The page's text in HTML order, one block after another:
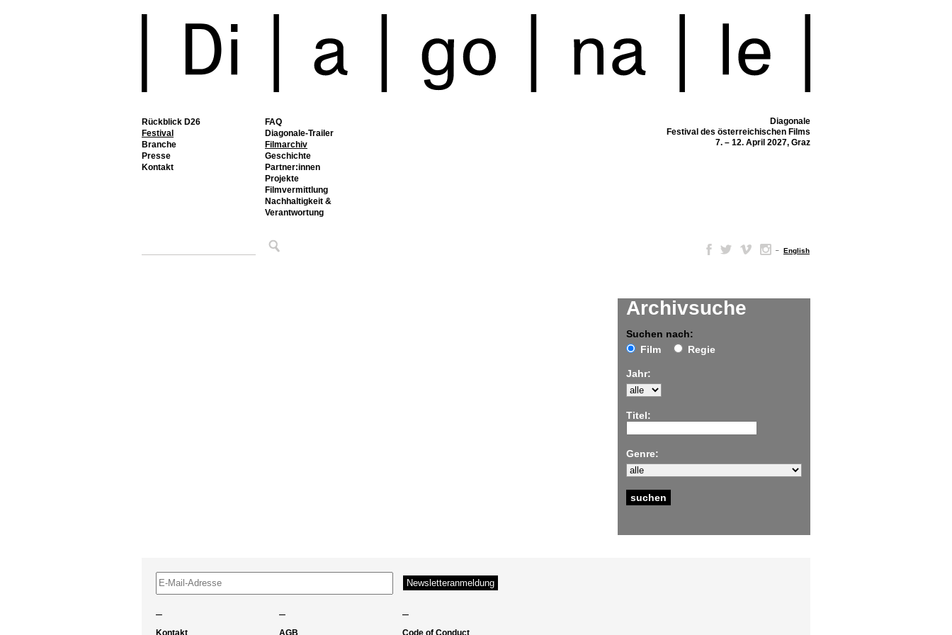
Rückblick D26
Festival
FAQ
Diagonale-Trailer
Filmarchiv
Geschichte
Partner:innen
Projekte
Filmvermittlung
Nachhaltigkeit &
Verantwortung
Branche
Presse
Kontakt
Diagonale
Festival des österreichischen Films
7. – 12. April 2027, Graz
– English
Archivsuche
Suchen nach:
Film
Regie
Jahr:
Titel:
Genre:
– – –
Kontakt AGB Code of Conduct